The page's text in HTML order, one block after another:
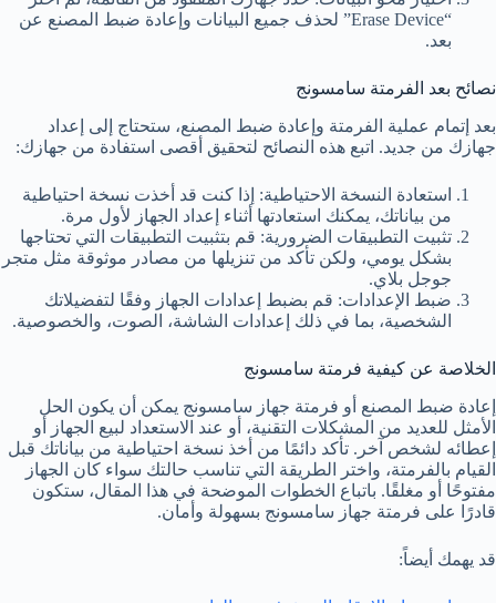
“Erase Device” لحذف جميع البيانات وإعادة ضبط المصنع عن
بعد.
نصائح بعد الفرمتة سامسونج
بعد إتمام عملية الفرمتة وإعادة ضبط المصنع، ستحتاج إلى إعداد
جهازك من جديد. اتبع هذه النصائح لتحقيق أقصى استفادة من جهازك:
استعادة النسخة الاحتياطية: إذا كنت قد أخذت نسخة احتياطية
من بياناتك، يمكنك استعادتها أثناء إعداد الجهاز لأول مرة.
تثبيت التطبيقات الضرورية: قم بتثبيت التطبيقات التي تحتاجها
بشكل يومي، ولكن تأكد من تنزيلها من مصادر موثوقة مثل متجر
جوجل بلاي.
ضبط الإعدادات: قم بضبط إعدادات الجهاز وفقًا لتفضيلاتك
الشخصية، بما في ذلك إعدادات الشاشة، الصوت، والخصوصية.
الخلاصة عن كيفية فرمتة سامسونج
إعادة ضبط المصنع أو فرمتة جهاز سامسونج يمكن أن يكون الحل
الأمثل للعديد من المشكلات التقنية، أو عند الاستعداد لبيع الجهاز أو
إعطائه لشخص آخر. تأكد دائمًا من أخذ نسخة احتياطية من بياناتك قبل
القيام بالفرمتة، واختر الطريقة التي تناسب حالتك سواء كان الجهاز
مفتوحًا أو مغلقًا. باتباع الخطوات الموضحة في هذا المقال، ستكون
قادرًا على فرمتة جهاز سامسونج بسهولة وأمان.
قد يهمك أيضاً: